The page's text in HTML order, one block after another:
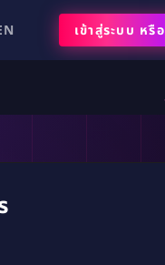
เข้าสู่ระบบ หรือ